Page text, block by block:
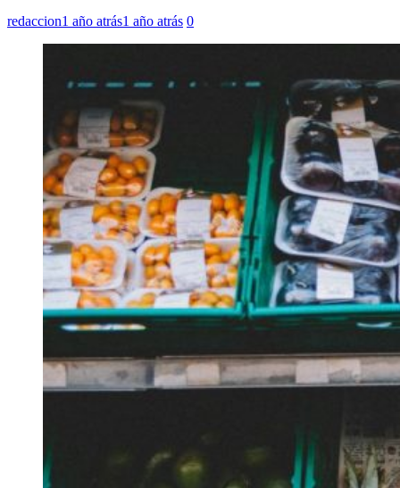
redaccion1 año atrás1 año atrás 0